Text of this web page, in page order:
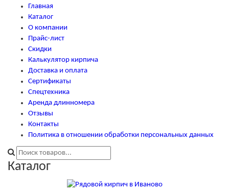
Главная
Каталог
О компании
Прайс-лист
Скидки
Калькулятор кирпича
Доставка и оплата
Сертификаты
Спецтехника
Аренда длинномера
Отзывы
Контакты
Политика в отношении обработки персональных данных
Каталог